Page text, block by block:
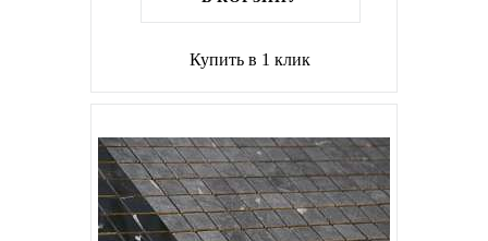
Купить в 1 клик